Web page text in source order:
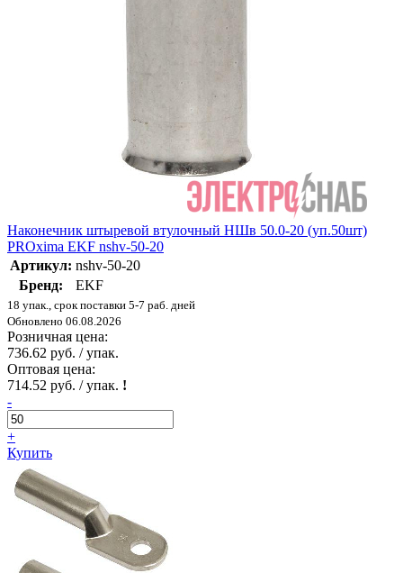
Наконечник штыревой втулочный НШв 50.0-20 (уп.50шт)
PROxima EKF nshv-50-20
Артикул: nshv-50-20
Бренд:
EKF
18 упак., срок поставки 5-7 раб. дней
Обновлено 06.08.2026
Розничная цена:
736.62 руб. / упак.
Оптовая цена:
714.52 руб. / упак. !
-
+
Купить